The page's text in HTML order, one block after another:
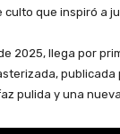
que inspiró a
2025, llega por
publicada
pulida y una